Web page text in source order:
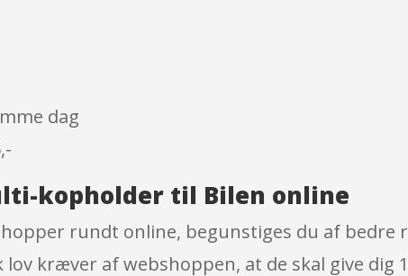
dag
kopholder til Bilen online
rundt online, begunstiges du af bedre
kræver af webshoppen, at de skal give dig